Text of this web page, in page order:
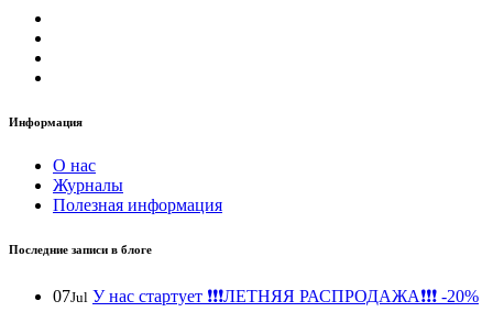
Информация
О нас
Журналы
Полезная информация
Последние записи в блоге
07Jul У нас стартует ❗️❗️❗️ЛЕТНЯЯ РАСПРОДАЖА❗️❗️❗️ -20%